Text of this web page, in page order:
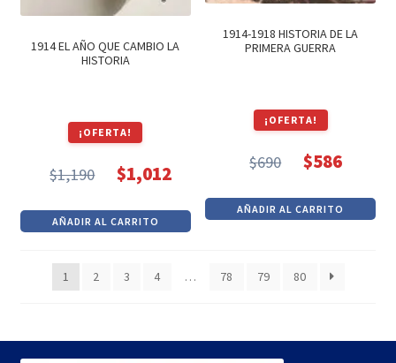
1914 EL AÑO QUE CAMBIO LA
HISTORIA
¡OFERTA!
$1,190
precio
original
$1,190.
$1,012
precio
actual
$1,012.
AÑADIR AL CARRITO
1914-1918 HISTORIA DE LA
PRIMERA GUERRA
¡OFERTA!
$690
precio
original
$586
precio
actual
AÑADIR AL CARRITO
1 2 3 4 … 78 79 80